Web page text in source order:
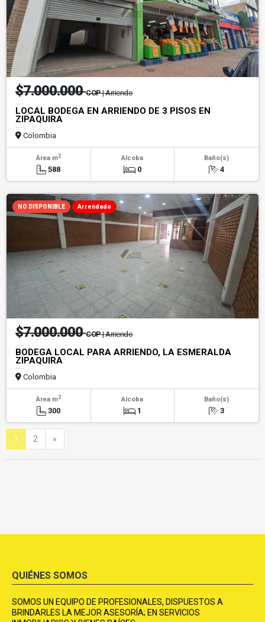
$7.000.000COP| Arriendo
LOCAL BODEGA EN ARRIENDO DE 3 PISOS EN
ZIPAQUIRA
Colombia
Área m2
588
Alcoba
0
Baño(s)
4
NO DISPONIBLE Arrendado
$7.000.000COP| Arriendo
BODEGA LOCAL PARA ARRIENDO, LA ESMERALDA
ZIPAQUIRA
Colombia
Área m2
300
Alcoba
1
Baño(s)
3
1 2 »
QUIÉNES SOMOS
SOMOS UN EQUIPO DE PROFESIONALES, DISPUESTOS A
BRINDARLES LA MEJOR ASESORÍA; EN SERVICIOS